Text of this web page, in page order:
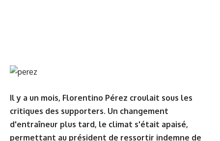
Il y a un mois, Florentino Pérez croulait sous les
critiques des supporters. Un changement
d'entraîneur plus tard, le climat s'était apaisé,
permettant au président de ressortir indemne de